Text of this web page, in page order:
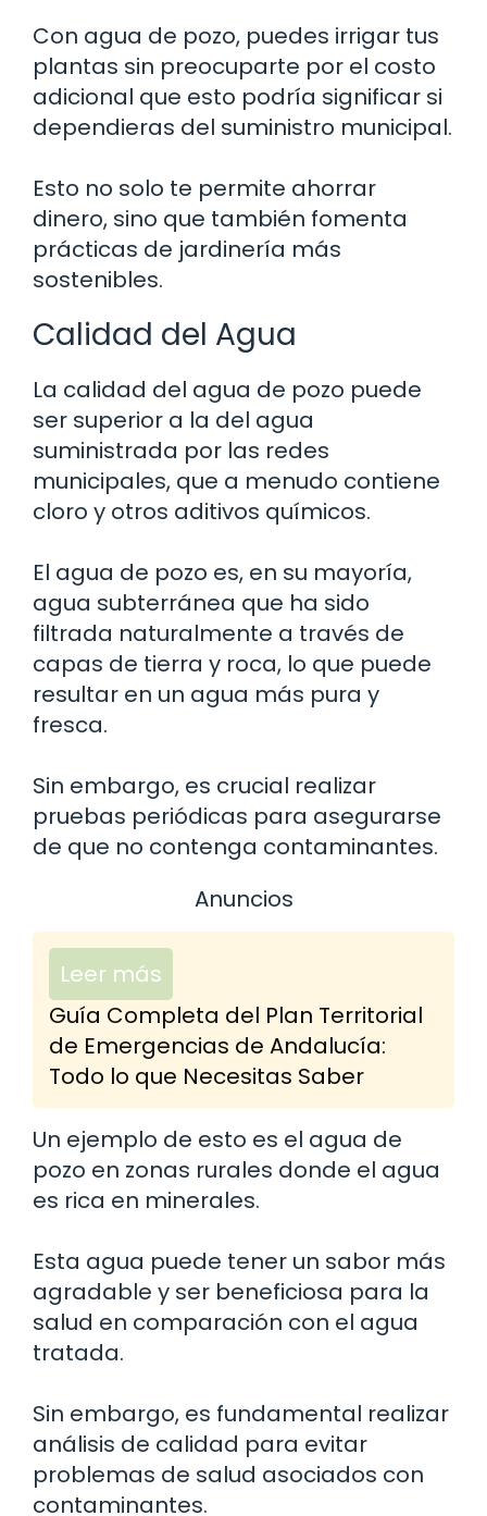
Con agua de pozo, puedes irrigar tus
plantas sin preocuparte por el costo
adicional que esto podría significar si
dependieras del suministro municipal.
Esto no solo te permite ahorrar
dinero, sino que también fomenta
prácticas de jardinería más
sostenibles.
Calidad del Agua
La calidad del agua de pozo puede
ser superior a la del agua
suministrada por las redes
municipales, que a menudo contiene
cloro y otros aditivos químicos.
El agua de pozo es, en su mayoría,
agua subterránea que ha sido
filtrada naturalmente a través de
capas de tierra y roca, lo que puede
resultar en un agua más pura y
fresca.
Sin embargo, es crucial realizar
pruebas periódicas para asegurarse
de que no contenga contaminantes.
Anuncios
Leer más
Guía Completa del Plan Territorial
de Emergencias de Andalucía:
Todo lo que Necesitas Saber
Un ejemplo de esto es el agua de
pozo en zonas rurales donde el agua
es rica en minerales.
Esta agua puede tener un sabor más
agradable y ser beneficiosa para la
salud en comparación con el agua
tratada.
Sin embargo, es fundamental realizar
análisis de calidad para evitar
problemas de salud asociados con
contaminantes.